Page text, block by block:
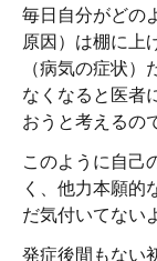
毎日自分がどの
原因）は棚に上
（病気の症状
なくなると医者
おうと考えるの
このように自己
く、他力本願的
だ気付いてない
発症後間もない